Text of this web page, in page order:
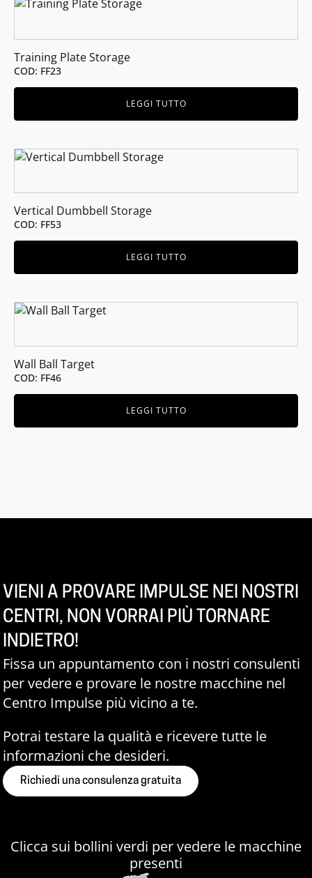
Training Plate Storage
COD: FF23
LEGGI TUTTO
Vertical Dumbbell Storage
COD: FF53
LEGGI TUTTO
Wall Ball Target
COD: FF46
LEGGI TUTTO
VIENI A PROVARE IMPULSE NEI NOSTRI
CENTRI, NON VORRAI PIÙ TORNARE
INDIETRO!
Fissa un appuntamento con i nostri consulenti
per vedere e provare le nostre macchine nel
Centro Impulse più vicino a te.
Potrai testare la qualità e ricevere tutte le
informazioni che desideri.
Richiedi una consulenza gratuita
Clicca sui bollini verdi per vedere le macchine
presenti